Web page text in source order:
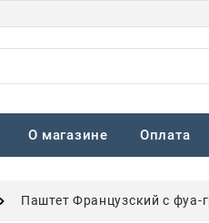
О магазине Оплата
Паштет Французский с фуа-